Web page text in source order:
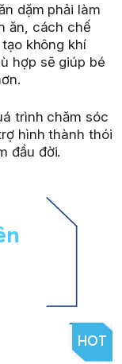
dặm phải làm
ăn, cách chế
không khí
hợp sẽ giúp bé
trình chăm sóc
hình thành thói
đầu đời.
HOT